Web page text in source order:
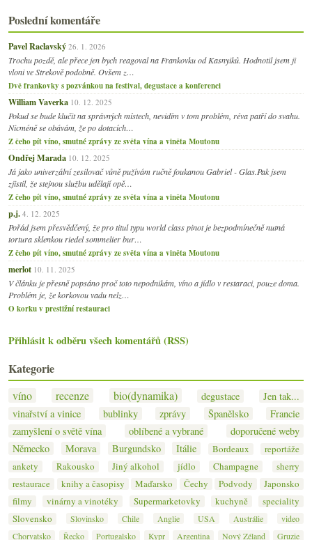
Poslední komentáře
Pavel Raclavský 26. 1. 2026
Trochu pozdě, ale přece jen bych reagoval na Frankovku od Kasnyiků. Hodnotil jsem ji
vloni ve Strekově podobně. Ovšem z…
Dvě frankovky s pozvánkou na festival, degustace a konferenci
William Vaverka 10. 12. 2025
Pokud se bude klučit na správných místech, nevidím v tom problém, réva patří do svahu.
Nicméně se obávám, že po dotacích…
Z čeho pít víno, smutné zprávy ze světa vína a viněta Moutonu
Ondřej Marada 10. 12. 2025
Já jako univerzální zesilovač vůně pužívám ručně foukanou Gabriel - Glas.Pak jsem
zjistil, že stejnou službu udělají opě…
Z čeho pít víno, smutné zprávy ze světa vína a viněta Moutonu
p.j. 4. 12. 2025
Pořád jsem přesvědčený, že pro titul typu world class pinot je bezpodmínečně nutná
tortura sklenkou riedel sommelier bur…
Z čeho pít víno, smutné zprávy ze světa vína a viněta Moutonu
merlot 10. 11. 2025
V článku je přesně popsáno proč toto nepodnikám, víno a jídlo v restaraci, pouze doma.
Problém je, že korkovou vadu nelz…
O korku v prestižní restauraci
Přihlásit k odběru všech komentářů (RSS)
Kategorie
víno recenze bio(dynamika) degustace
Jen tak...
vinařství a vinice
bublinky zprávy Španělsko
Francie
zamyšlení o světě vína
oblíbené a vybrané
doporučené weby
Německo
Morava Burgundsko Itálie Bordeaux
reportáže
ankety
Rakousko Jiný alkohol jídlo Champagne
sherry
restaurace
knihy a časopisy Maďarsko Čechy Podvody
Japonsko
filmy
vinárny a vinotéky Supermarketovky kuchyně
speciality
Slovensko
Slovinsko Chile Anglie USA Austrálie
video
Chorvatsko
Řecko Portugalsko Kypr Argentina Nový Zéland Gruzie